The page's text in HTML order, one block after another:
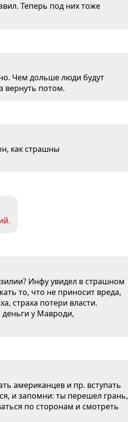
Теперь под них тоже
Чем дольше люди будут
вернуть потом.
как страшны
Инфу увидел в страшном
то, что не приносит вреда,
страха потери власти.
деньги у Мавроди,
американцев и пр. вступать
и запомни: ты перешел грань,
по сторонам и смотреть